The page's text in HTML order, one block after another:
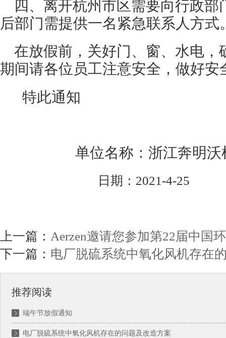
四、离开杭州市区需要向行政部
后部门需提供一名紧急联系人方式
在放假前，关好门、窗、水电，
期间请各位员工注意安全，做好安
特此通知
单位名称：浙江奔明沃机
日期：2021-4-25
上一篇： Aerzen邀请您参加第22届中国
下一篇： 电厂脱硫系统中氧化风机存在
推荐阅读
端午节放假通知
电厂脱硫系统中氧化风机存在的问题及改造方案